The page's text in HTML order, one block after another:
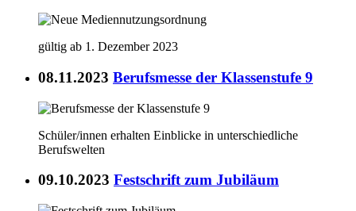
gültig ab 1. Dezember 2023
08.11.2023 Berufsmesse der Klassenstufe 9
Schüler/innen erhalten Einblicke in unterschiedliche
Berufswelten
09.10.2023 Festschrift zum Jubiläum